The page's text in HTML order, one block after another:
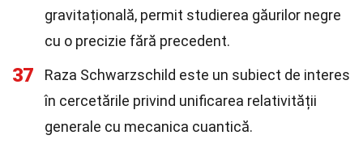
gravitațională, permit studierea găurilor negre
cu o precizie fără precedent.
37
Raza Schwarzschild este un subiect de interes
în cercetările privind unificarea relativității
generale cu mecanica cuantică.